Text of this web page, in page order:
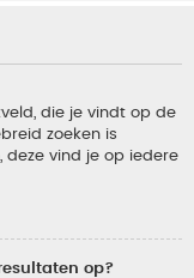
die je vindt op de
zoeken is
deze vind je op iedere
op?